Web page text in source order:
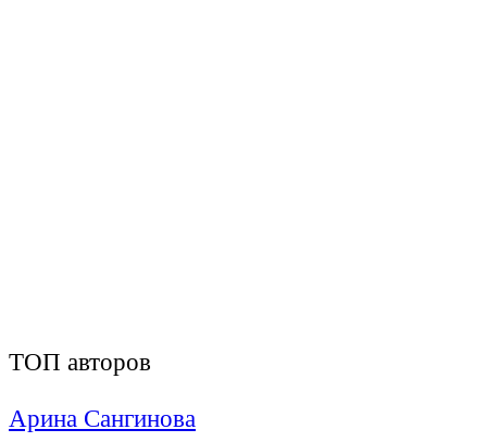
ТОП авторов
Арина Сангинова